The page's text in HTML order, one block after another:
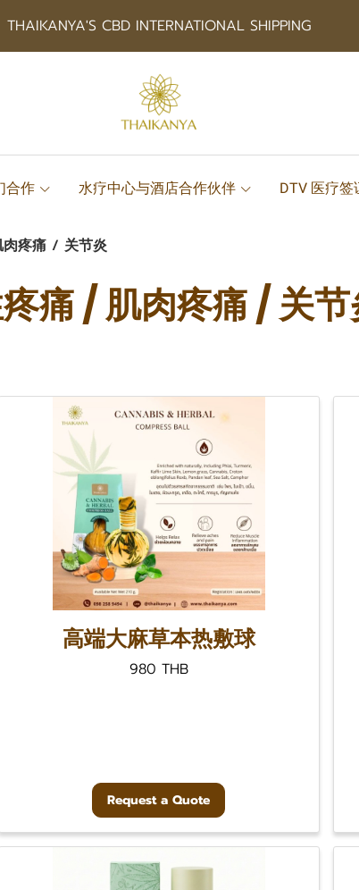
THAIKANYA'S CBD INTERNATIONAL SHIPPING
合作 水疗中心与酒店合作伙伴 DTV 医疗签
疼痛 / 关节炎
痛 / 肌肉疼痛 / 关
高端大麻草本热敷球
980 THB
Request a Quote